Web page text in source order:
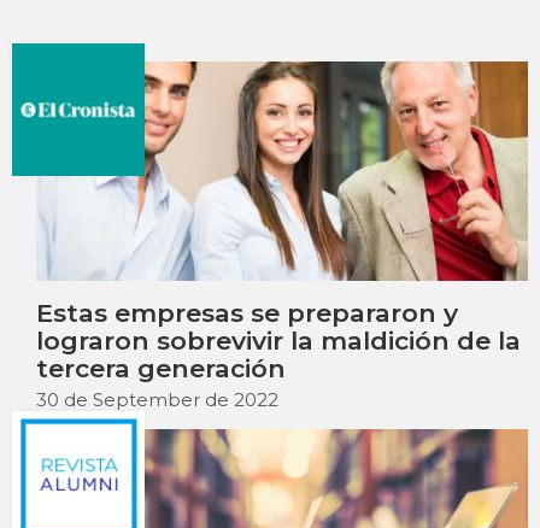
Decision Making and the Management Task:
Some notes for Reflection
(2011)
Carrera, A. , García Sánchez, J., Perkins, G.,
Traverso Natale, L. , 0.0
IAE-N111-03693-EN
Estas empresas se prepararon y
lograron sobrevivir la maldición de la
tercera generación
30 de September de 2022